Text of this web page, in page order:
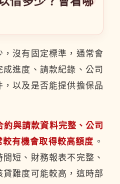
沒有固定標準，通常會
進度、請款紀錄、公司
以及是否能提供擔保品
與請款資料完整、公司
有機會取得較高額度 。
短、財務報表不完整、
難度可能較高，這時部